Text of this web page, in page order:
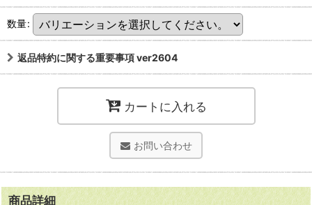
数量:
返品特約に関する重要事項 ver2604
カートに入れる
お問い合わせ
商品詳細